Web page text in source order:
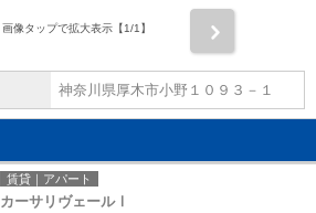
画像タップで拡大表示【1/1】
神奈川県厚木市小野１０９３－１
賃貸｜アパート
カーサリヴェールⅠ